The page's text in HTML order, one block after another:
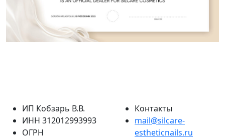
ИП Кобзарь В.В.
ИНН 312012993993
ОГРН
Контакты
mail@silcare-
estheticnails.ru